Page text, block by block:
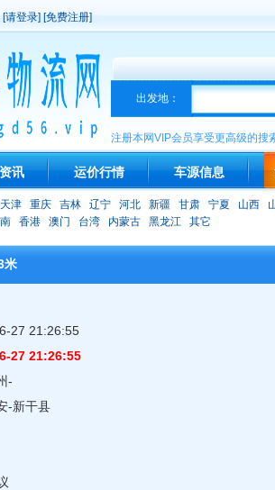
[请登录] [免费注册]
出发地：
注册本网VIP会员享受更高级的搜
讯 运价行情 车源信息
天津 重庆 吉林 辽宁 河北 新疆 甘肃 宁夏 山西
香港 澳门 台湾 内蒙古 黑龙江 其它
米
27 21:26:55
27 21:26:55
-
-新干县